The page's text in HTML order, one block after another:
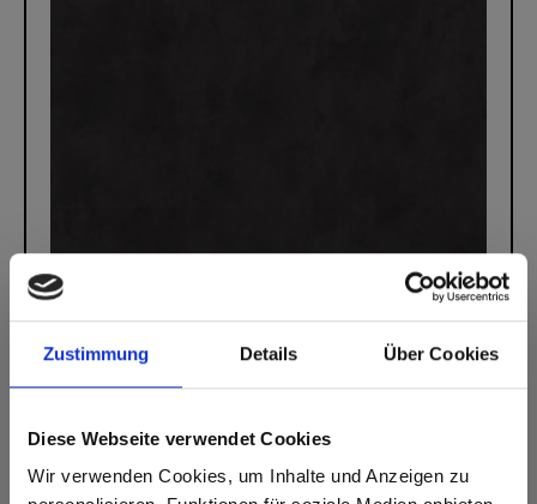
Zustimmung Details Über Cookies
Diese Webseite verwendet Cookies
Wir verwenden Cookies, um Inhalte und Anzeigen zu
Max decorative laminates - HPL